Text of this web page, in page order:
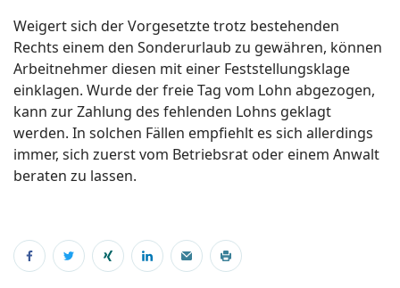
Weigert sich der Vorgesetzte trotz bestehenden
Rechts einem den Sonderurlaub zu gewähren, können
Arbeitnehmer diesen mit einer Feststellungsklage
einklagen. Wurde der freie Tag vom Lohn abgezogen,
kann zur Zahlung des fehlenden Lohns geklagt
werden. In solchen Fällen empfiehlt es sich allerdings
immer, sich zuerst vom Betriebsrat oder einem Anwalt
beraten zu lassen.